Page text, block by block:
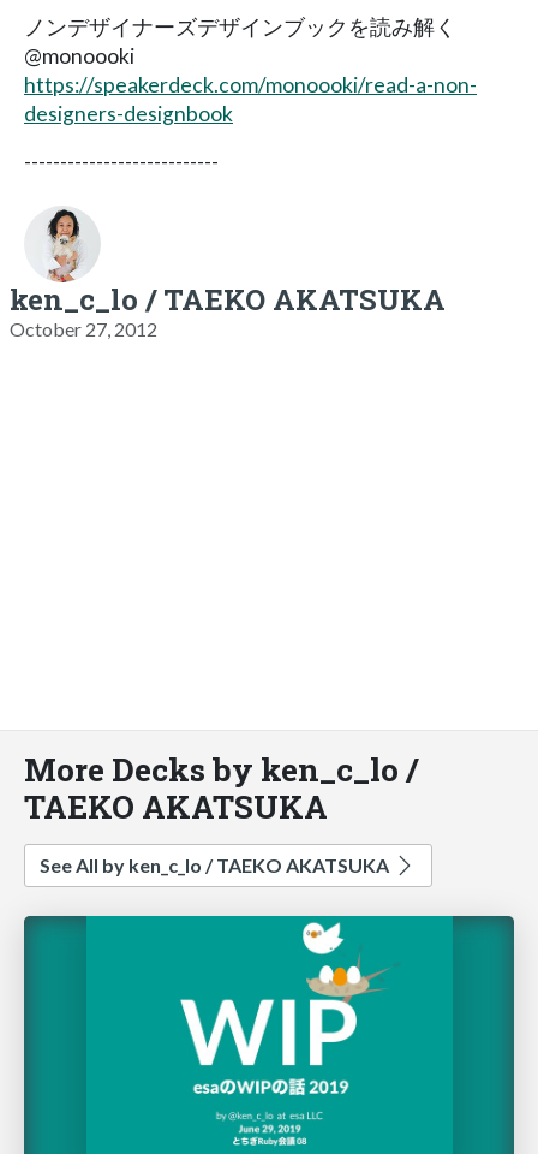
ノンデザイナーズデザインブックを読み解く
@monoooki
https://speakerdeck.com/monoooki/read-a-non-
designers-designbook
---------------------------
ken_c_lo / TAEKO AKATSUKA
October 27, 2012
More Decks by ken_c_lo /
TAEKO AKATSUKA
See All by ken_c_lo / TAEKO AKATSUKA